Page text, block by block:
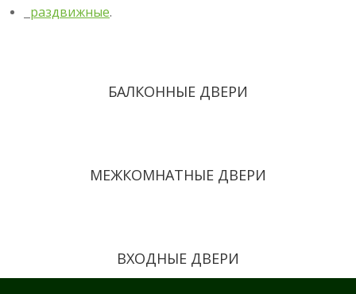
раздвижные.
БАЛКОННЫЕ ДВЕРИ
МЕЖКОМНАТНЫЕ ДВЕРИ
ВХОДНЫЕ ДВЕРИ